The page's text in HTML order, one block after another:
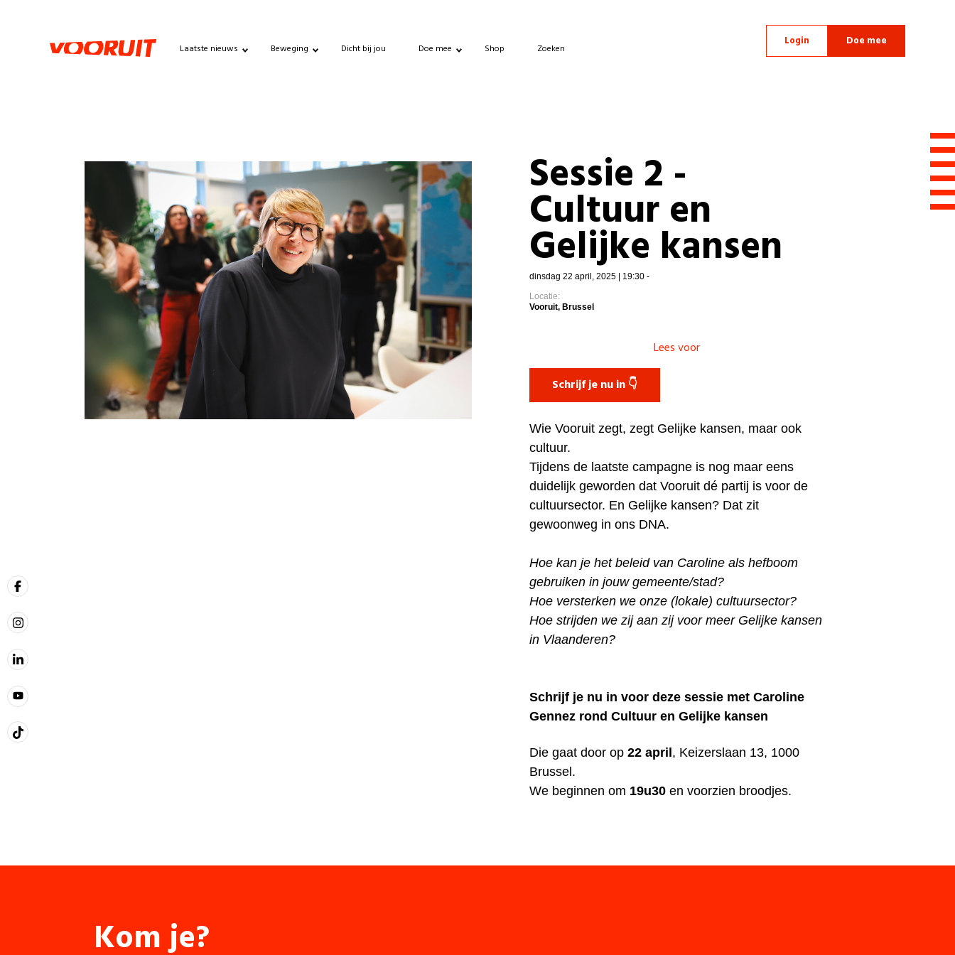
Laatste nieuws Beweging Dicht bij jou Doe mee Shop Zoeken
Login Doe mee
Sessie 2 -
Cultuur en
Gelijke kansen
dinsdag 22 april, 2025 | 19:30 -
Locatie:
Vooruit, Brussel
Lees voor
Schrijf je nu in 👇
Wie Vooruit zegt, zegt Gelijke kansen, maar ook
cultuur.
Tijdens de laatste campagne is nog maar eens
duidelijk geworden dat Vooruit dé partij is voor de
cultuursector. En Gelijke kansen? Dat zit
gewoonweg in ons DNA.
Hoe kan je het beleid van Caroline als hefboom
gebruiken in jouw gemeente/stad?
Hoe versterken we onze (lokale) cultuursector?
Hoe strijden we zij aan zij voor meer Gelijke kansen
in Vlaanderen?
Schrijf je nu in voor deze sessie met Caroline
Gennez rond Cultuur en Gelijke kansen
Die gaat door op 22 april , Keizerslaan 13, 1000
Brussel.
We beginnen om 19u30 en voorzien broodjes.
Kom je?